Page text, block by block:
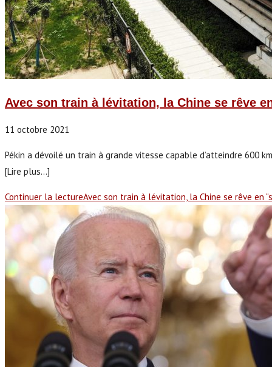
Avec son train à lévitation, la Chine se rêve
11 octobre 2021
Pékin a dévoilé un train à grande vitesse capable d’atteindre 600
[Lire plus...]
Continuer la lectureAvec son train à lévitation, la Chine se rêve en